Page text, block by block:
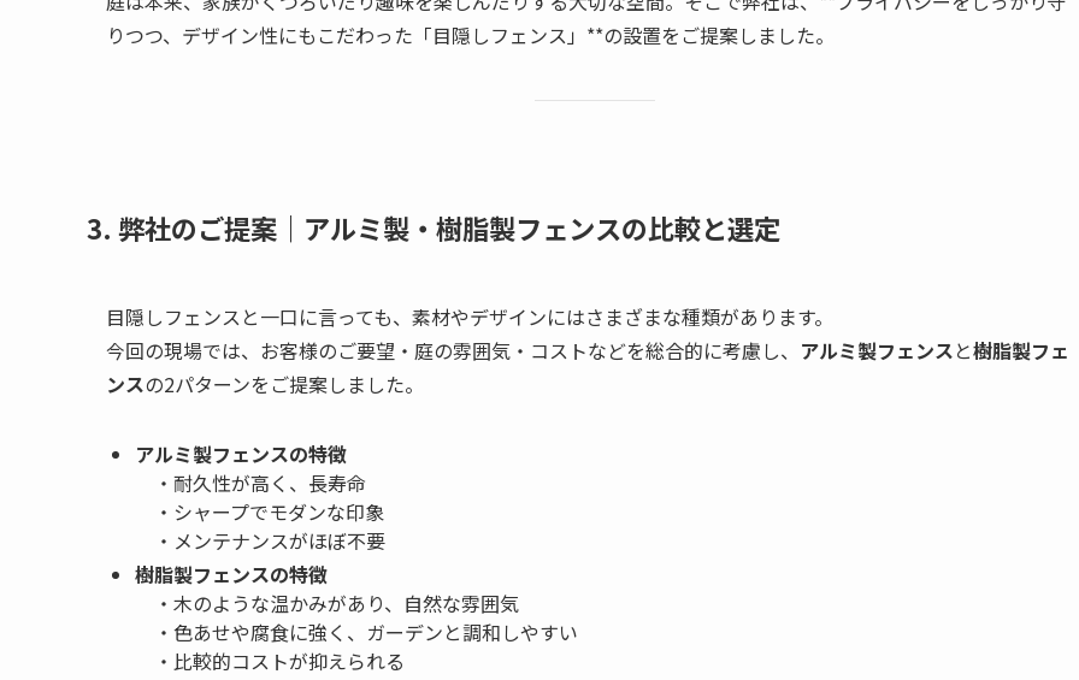
りつつ、デザイン性にもこだわった「目隠しフェンス」**の設置をご提案しました。
3. 弊社のご提案｜アルミ製・樹脂製フェンスの比較と選定
目隠しフェンスと一口に言っても、素材やデザインにはさまざまな種類があります。
今回の現場では、お客様のご要望・庭の雰囲気・コストなどを総合的に考慮し、 アルミ製フェンスと樹脂製フェ
ンスの2パターンをご提案しました。
アルミ製フェンスの特徴
・耐久性が高く、長寿命
・シャープでモダンな印象
・メンテナンスがほぼ不要
樹脂製フェンスの特徴
・木のような温かみがあり、自然な雰囲気
・色あせや腐食に強く、ガーデンと調和しやすい
・比較的コストが抑えられる